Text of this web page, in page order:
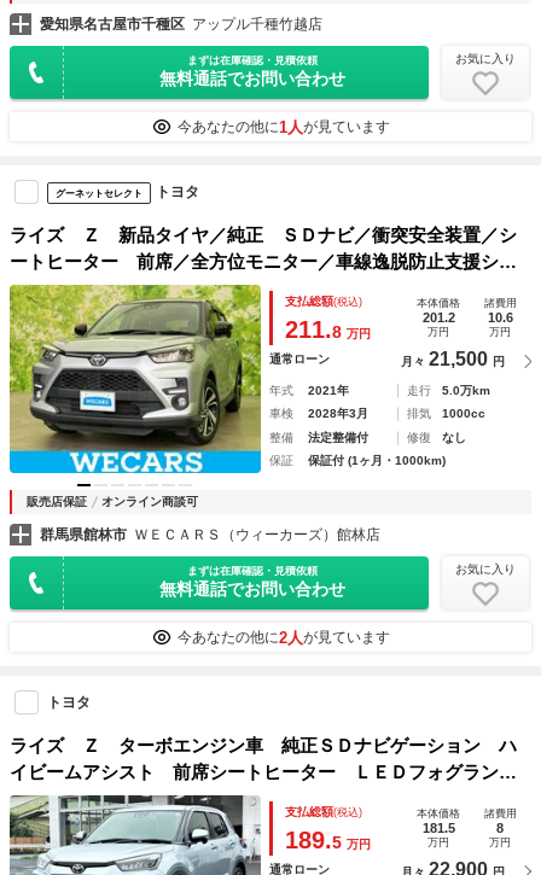
愛知県名古屋市千種区 アップル千種竹越店
まずは在庫確認・見積依頼
無料通話でお問い合わせ
お気に入り
今あなたの他に1人が見ています
グーネットセレクト トヨタ
ライズ Ｚ 新品タイヤ／純正 ＳＤナビ／衝突安全装置／シ
ートヒーター 前席／全方位モニター／車線逸脱防止支援シス
テム／ヘッドランプ ＬＥＤ／Ｂｌｕｅｔｏｏｔｈ接続／ＥＴ
Ｃ２．０／ＥＢＤ付ＡＢＳ／横滑り防止装置
支払総額(税込)
211.8 万円
本体価格
201.2
万円
諸費用
10.6
万円
通常ローン 月々 21,500 円
年式 2021年 走行
5.0万km
車検
2028年3月 排気
1000cc
整備
法定整備付 修復
なし
保証
保証付 (1ヶ月・1000km)
販売店保証 オンライン商談可
群馬県館林市 ＷＥＣＡＲＳ（ウィーカーズ）館林店
まずは在庫確認・見積依頼
無料通話でお問い合わせ
お気に入り
今あなたの他に2人が見ています
トヨタ
ライズ Ｚ ターボエンジン車 純正ＳＤナビゲーション ハ
イビームアシスト 前席シートヒーター ＬＥＤフォグラン
プ 純正ＳＤナビゲーション 社外前後ドラレコ ＥＴＣ２．
０
支払総額(税込)
189.5 万円
本体価格
181.5
万円
諸費用
8
万円
通常ローン 月々 22,900 円